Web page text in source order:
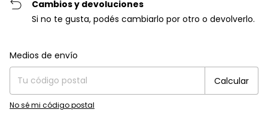
Cambios y devoluciones
Si no te gusta, podés cambiarlo por otro o devolverlo.
Entregas para el CP:
Medios de envío
Calcular
No sé mi código postal